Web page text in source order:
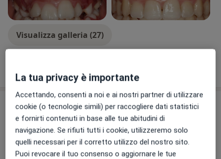
Visualizza galleria (27)
sull'esperienza
Comunicazioni importanti
Dott.ssa Chiara Barbera
Via Giuseppe La Farina 37, Messina 98123
OPEN WEEK ALLINEATORI INVISIBILI
La tua privacy è importante
Accettando, consenti a noi e ai nostri partner di utilizzare
cookie (o tecnologie simili) per raccogliere dati statistici
e fornirti contenuti in base alle tue abitudini di
navigazione. Se rifiuti tutti i cookie, utilizzeremo solo
quelli necessari per il corretto utilizzo del nostro sito.
Puoi revocare il tuo consenso o aggiornare le tue